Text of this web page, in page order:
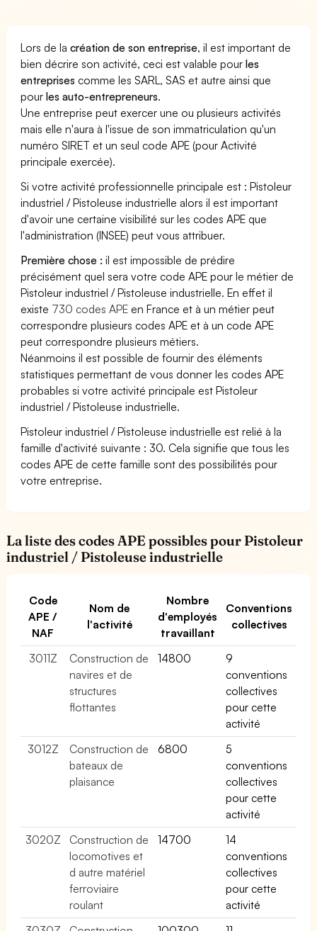
Lors de lacréation de son entreprise, il est important de
bien décrire son activité, ceci est valable pourles
entreprises comme les SARL, SAS et autre ainsi que
pourles auto-entrepreneurs.
Une entreprise peut exercer une ou plusieurs activités
mais elle n'aura à l'issue de son immatriculation qu'un
numéro SIRET et un seul code APE (pour Activité
principale exercée).
Si votre activité professionnelle principale est : Pistoleur
industriel / Pistoleuse industrielle alors il est important
d'avoir une certaine visibilité sur les codes APE que
l'administration (INSEE) peut vous attribuer.
Première chose : il est impossible de prédire
précisément quel sera votre code APE pour le métier de
Pistoleur industriel / Pistoleuse industrielle. En effet il
existe 730 codes APE en France et à un métier peut
correspondre plusieurs codes APE et à un code APE
peut correspondre plusieurs métiers.
Néanmoins il est possible de fournir des éléments
statistiques permettant de vous donner les codes APE
probables si votre activité principale est Pistoleur
industriel / Pistoleuse industrielle.
Pistoleur industriel / Pistoleuse industrielle est relié à la
famille d'activité suivante : 30. Cela signifie que tous les
codes APE de cette famille sont des possibilités pour
votre entreprise.
La liste des codes APE possibles pour Pistoleur
industriel / Pistoleuse industrielle
Code
APE /
NAF
Nom de
l'activité
Nombre
d'employés
travaillant
Conventions
collectives
3011Z
Construction de
navires et de
structures
flottantes
14800
9
conventions
collectives
pour cette
activité
3012Z
Construction de
bateaux de
plaisance
6800
5
conventions
collectives
pour cette
activité
3020Z
Construction de
locomotives et
d autre matériel
ferroviaire
roulant
14700
14
conventions
collectives
pour cette
activité